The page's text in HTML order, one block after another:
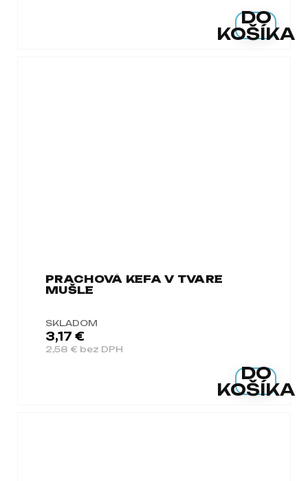
DO
KOŠÍKA
PRACHOVÁ KEFA V TVARE
MUŠLE
SKLADOM
2,58 € bez DPH
3,17 €
DO
KOŠÍKA